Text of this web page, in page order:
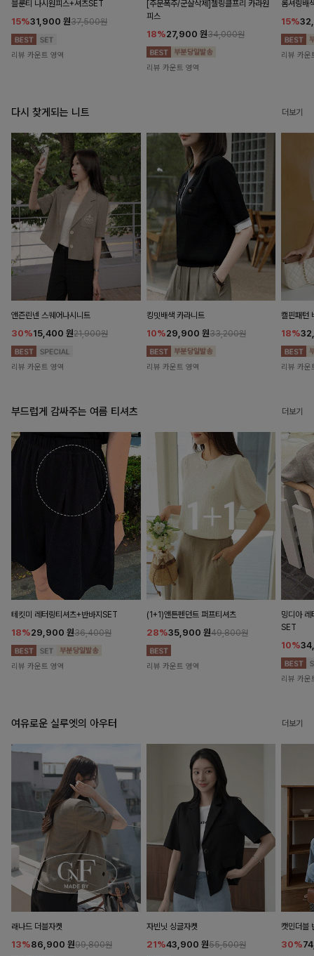
블룬티 나시원피스+셔츠SET
15%31,900 원37,500원
리뷰 카운트 영역
[주문폭주/군살삭제]젤링클프리 카라원
피스
18%27,900 원34,000원
리뷰 카운트 영역
롬셔링배
15%
리뷰 카운
다시 찾게되는 니트 더보기
앤즌린넨 스퀘어나시니트
30%15,400 원21,900원
리뷰 카운트 영역
킹밋배색 카라니트
10%29,900 원33,200원
리뷰 카운트 영역
캘핀패턴
18%
리뷰 카운
부드럽게 감싸주는 여름 티셔츠 더보기
테킷미 레터링티셔츠+반바지SET
18%29,900 원36,400원
리뷰 카운트 영역
(1+1)앤튼펜던트 퍼프티셔츠
28%35,900 원49,800원
리뷰 카운트 영역
밍디아 레
SET
10%
리뷰 카운
여유로운 실루엣의 아우터 더보기
래나드 더블자켓
13%86,900 원99,800원
자빈닛 싱글자켓
21%43,900 원55,500원
캣민더블
30%